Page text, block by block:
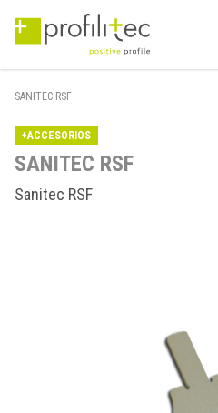
SANITEC RSF
+ACCESORIOS
SANITEC RSF
Sanitec RSF